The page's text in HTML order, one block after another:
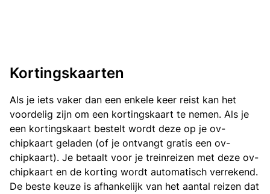
Kortingskaarten
Als je iets vaker dan een enkele keer reist kan het
voordelig zijn om een kortingskaart te nemen. Als je
een kortingskaart bestelt wordt deze op je ov-
chipkaart geladen (of je ontvangt gratis een ov-
chipkaart). Je betaalt voor je treinreizen met deze ov-
chipkaart en de korting wordt automatisch verrekend.
De beste keuze is afhankelijk van het aantal reizen dat